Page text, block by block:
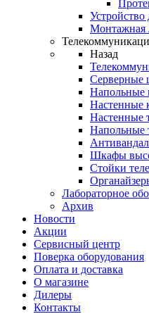
Устройство
Монтажная
Назад
Серверные
Напольные
Настенные
Настенные
Напольные
Шкафы
Стойки
Лабораторное
Архив
Новости
Акции
Сервисный центр
Поверка оборудования
Оплата и доставка
О магазине
Дилеры
Контакты